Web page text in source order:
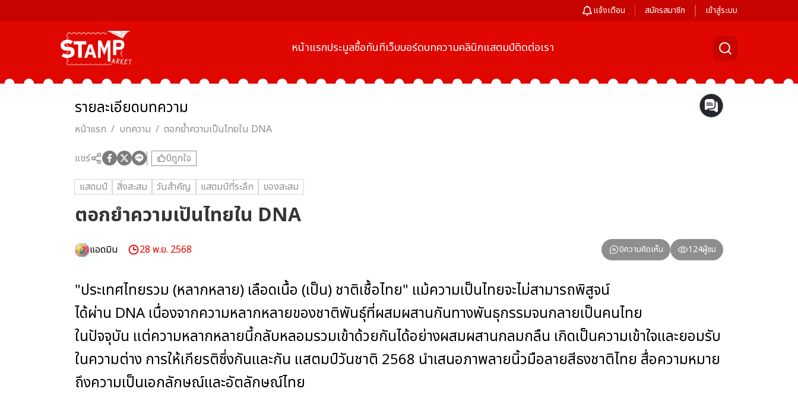
แจ้งเตือน สมัครสมาชิก เข้าสู่ระบบ
หน้าแรกประมูลซื้อทันทีเว็บบอร์ดบทความคลินิกแสตมป์ติดต่อเรา
รายละเอียดบทความ
หน้าแรก / บทความ / ตอกย้ำความเป็นไทยใน DNA
แชร์ 0ถูกใจ
แสตมป์ สิ่งสะสม วันสำคัญ แสตมป์ที่ระลึก ของสะสม
ตอกย้ำความเป็นไทยใน DNA
แอดมิน 28 พ.ย. 2568 0ความคิดเห็น 124ผู้ชม
"ประเทศไทยรวม (หลากหลาย) เลือดเนื้อ (เป็น) ชาติเชื้อไทย" แม้ความเป็นไทยจะไม่สามารถพิสูจน์
ได้ผ่าน DNA เนื่องจากความหลากหลายของชาติพันธุ์ที่ผสมผสานกันทางพันธุกรรมจนกลายเป็นคนไทย
ในปัจจุบัน แต่ความหลากหลายนี้กลับหลอมรวมเข้าด้วยกันได้อย่างผสมผสานกลมกลืน เกิดเป็นความเข้าใจและยอมรับ
ในความต่าง การให้เกียรติซึ่งกันและกัน แสตมป์วันชาติ 2568 นำเสนอภาพลายนิ้วมือลายสีธงชาติไทย สื่อความหมาย
ถึงความเป็นเอกลักษณ์และอัตลักษณ์ไทย